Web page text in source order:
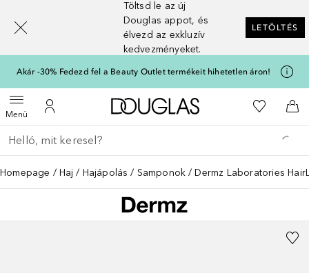
Töltsd le az új
Douglas appot, és
élvezd az exkluzív
kedvezményeket.
LETÖLTÉS
Akár -30% Fedezd fel a Beauty Outlet termékeit hihetetlen áron!
MenüMenü megnyitása
A fiókomhoz
A Douglas Főoldalra
A
Menj vissza
Keresés végrehajtása
Homepage Haj Hajápolás Samponok Dermz Laboratories
[navigation.slideout.screenreader]